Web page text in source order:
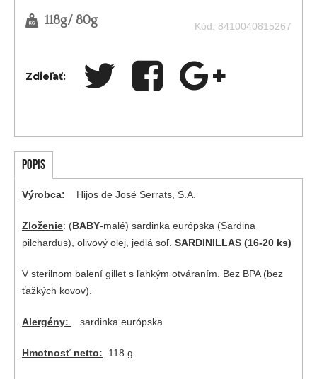
118g/ 80g Kód: 8410040815267
Zdieľať:
POPIS
Výrobca: Hijos de José Serrats, S.A.
Zloženie: (BABY-malé) sardinka európska (Sardina
pilchardus), olivový olej, jedlá soľ. SARDINILLAS (16-20 ks)
V sterilnom balení gillet s ľahkým otváraním. Bez BPA (bez
ťažkých kovov).
Alergény: sardinka európska
Hmotnosť netto: 118 g